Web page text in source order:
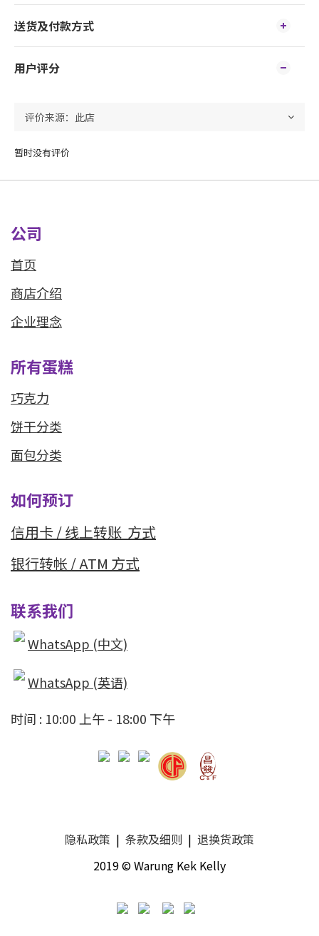
送货及付款方式
用户评分
暂时没有评价
公司
首页
商店介绍
企业理念
所有蛋糕
巧克力
饼干分类
面包分类
如何预订
信用卡 / 线上转账 方式
银行转帐 / ATM 方式
联系我们
WhatsApp (中文)
WhatsApp (英语)
时间 : 10:00 上午 - 18:00 下午
隐私政策 | 条款及细则 | 退换货政策
2019 © Warung Kek Kelly